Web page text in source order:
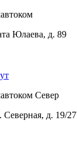
Юлаева, д. 89
Север
Северная, д. 19/27